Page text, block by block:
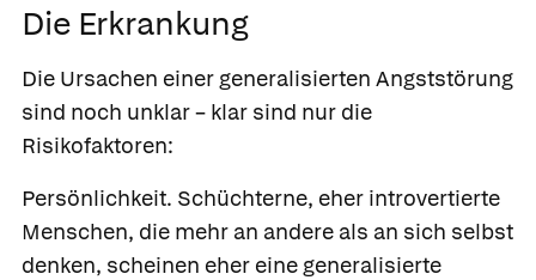
Die Erkrankung
Die Ursachen einer generalisierten Angststörung
sind noch unklar – klar sind nur die
Risikofaktoren:
Persönlichkeit. Schüchterne, eher introvertierte
Menschen, die mehr an andere als an sich selbst
denken, scheinen eher eine generalisierte